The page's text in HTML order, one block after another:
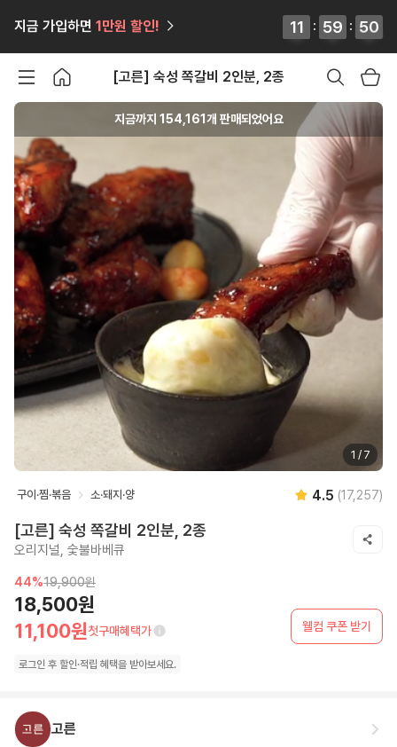
지금 가입하면 1만원 할인! 11
12
11
12 : 59
59
59
59 : 45
46
45
46
[고른] 숙성 쪽갈비 2인분, 2종
1 / 7
구이·찜·볶음 소·돼지·양 4.5 (17,257)
[고른] 숙성 쪽갈비 2인분, 2종
오리지널, 숯불바베큐
44%19,900원
18,500원
11,100원첫구매혜택가 웰컴 쿠폰 받기
로그인 후 할인·적립 혜택을 받아보세요.
고른